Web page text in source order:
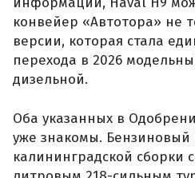
конвейер «Автотора» не
версии, которая стала
перехода в 2026
дизельной.
Оба указанных в
уже знакомы. Бензиновый
калининградской сборки